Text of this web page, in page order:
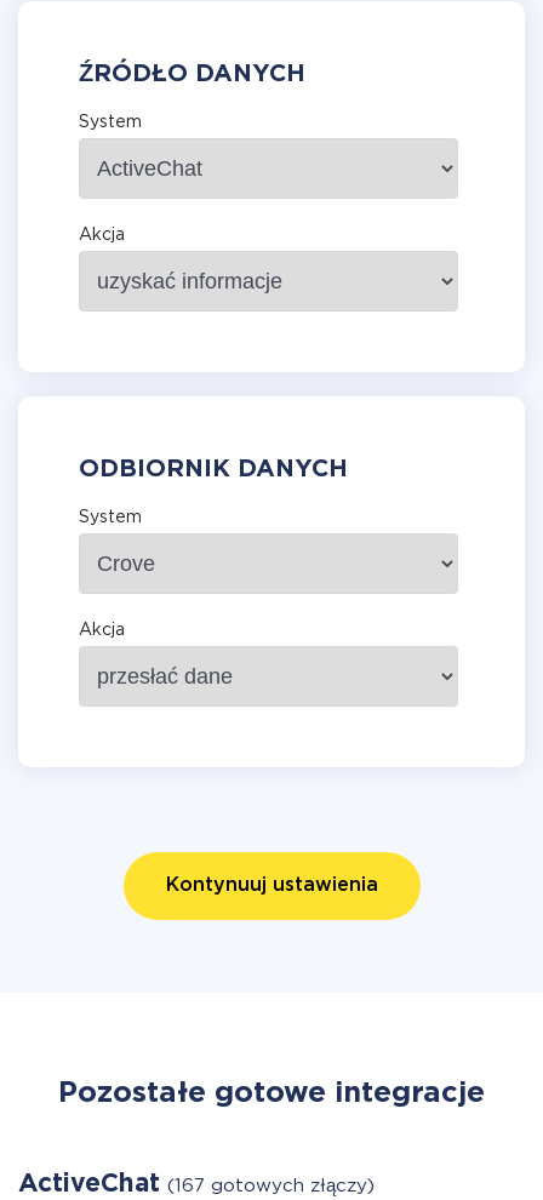
ŹRÓDŁO DANYCH
System
Akcja
ODBIORNIK DANYCH
System
Akcja
Kontynuuj ustawienia
Pozostałe gotowe integracje
ActiveChat (167 gotowych złączy)